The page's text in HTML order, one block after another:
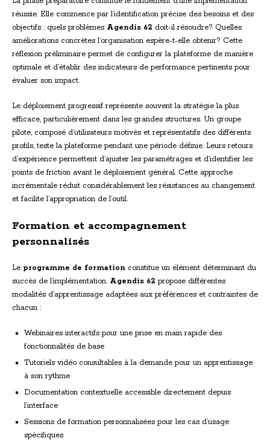
réussie. Elle commence par l’identification précise des besoins et des
objectifs : quels problèmes Agendis 62 doit-il résoudre? Quelles
améliorations concrètes l’organisation espère-t-elle obtenir? Cette
réflexion préliminaire permet de configurer la plateforme de manière
optimale et d’établir des indicateurs de performance pertinents pour
évaluer son impact.
Le déploiement progressif représente souvent la stratégie la plus
efficace, particulièrement dans les grandes structures. Un groupe
pilote, composé d’utilisateurs motivés et représentatifs des différents
profils, teste la plateforme pendant une période définie. Leurs retours
d’expérience permettent d’ajuster les paramétrages et d’identifier les
points de friction avant le déploiement général. Cette approche
incrémentale réduit considérablement les résistances au changement
et facilite l’appropriation de l’outil.
Formation et accompagnement
personnalisés
Le programme de formation constitue un élément déterminant du
succès de l’implémentation. Agendis 62 propose différentes
modalités d’apprentissage adaptées aux préférences et contraintes de
chacun :
Webinaires interactifs pour une prise en main rapide des
fonctionnalités de base
Tutoriels vidéo consultables à la demande pour un apprentissage
à son rythme
Documentation contextuelle accessible directement depuis
l’interface
Sessions de formation personnalisées pour les cas d’usage
spécifiques